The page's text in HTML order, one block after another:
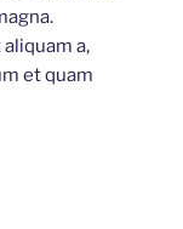
a,
et quam